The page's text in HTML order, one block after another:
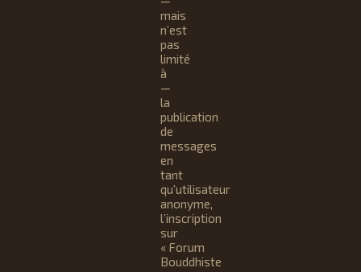
mais
n’est
pas
limité
à
—
la
publication
de
messages
en
tant
qu’utilisateur
anonyme,
l’inscription
sur
« Forum
Bouddhiste